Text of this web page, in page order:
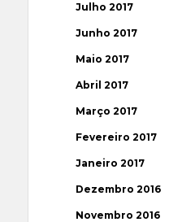
Julho 2017
Junho 2017
Maio 2017
Abril 2017
Março 2017
Fevereiro 2017
Janeiro 2017
Dezembro 2016
Novembro 2016